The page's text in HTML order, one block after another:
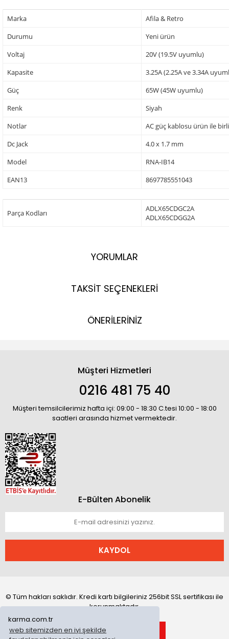
karma.com.tr
web sitemizden en iyi şekilde
Marka
Afila & Retro
Durumu
Yeni ürün
Voltaj
20V (19.5V uyumlu)
Kapasite
3.25A (2.25A ve 3.34A
Güç
65W (45W uyumlu)
Renk
Siyah
Notlar
AC güç kablosu ürün ile
Dc Jack
4.0 x 1.7 mm
Model
RNA-IB14
EAN13
8697785551043
Parça Kodları
ADLX65CDGC2A
ADLX65CDGG2A
YORUMLAR
TAKSİT SEÇENEKLERİ
ÖNERİLERİNİZ
Müşteri Hizmetleri
0216 481 75 40
Müşteri temsilcilerimiz hafta içi: 09:00 - 18:30 C.tesi 10:00 - 18:00
saatleri arasında hizmet vermektedir.
E-Bülten Abonelik
KAYDOL
© Tüm hakları saklıdır. Kredi kartı bilgileriniz 256bit SSL sertifikası ile
korunmaktadır.